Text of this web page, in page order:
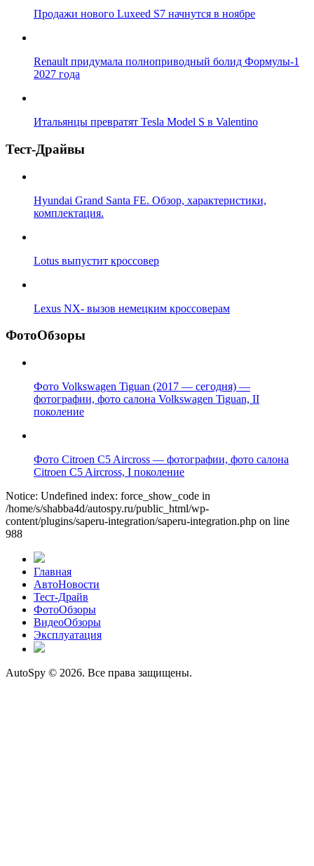
Продажи нового Luxeed S7 начнутся в ноябре
Renault придумала полноприводный болид Формулы-1
2027 года
Итальянцы превратят Tesla Model S в Valentino
Тест-Драйвы
Hyundai Grand Santa FE. Обзор, характеристики,
комплектация.
Lotus выпустит кроссовер
Lexus NX- вызов немецким кроссоверам
ФотоОбзоры
Фото Volkswagen Tiguan (2017 — сегодня) —
фотографии, фото салона Volkswagen Tiguan, II
поколение
Фото Citroen C5 Aircross — фотографии, фото салона
Citroen C5 Aircross, I поколение
Notice: Undefined index: force_show_code in
/home/s/shabba4d/autospy.ru/public_html/wp-
content/plugins/saperu-integration/saperu-integration.php on line
988
Главная
АвтоНовости
Тест-Драйв
ФотоОбзоры
ВидеоОбзоры
Эксплуатация
AutoSpy © 2026. Все права защищены.